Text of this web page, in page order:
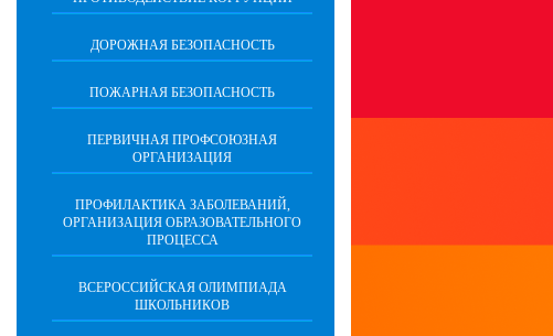
ДОРОЖНАЯ БЕЗОПАСНОСТЬ
ПОЖАРНАЯ БЕЗОПАСНОСТЬ
ПЕРВИЧНАЯ ПРОФСОЮЗНАЯ
ОРГАНИЗАЦИЯ
ПРОФИЛАКТИКА ЗАБОЛЕВАНИЙ,
ОРГАНИЗАЦИЯ ОБРАЗОВАТЕЛЬНОГО
ПРОЦЕССА
ВСЕРОССИЙСКАЯ ОЛИМПИАДА
ШКОЛЬНИКОВ